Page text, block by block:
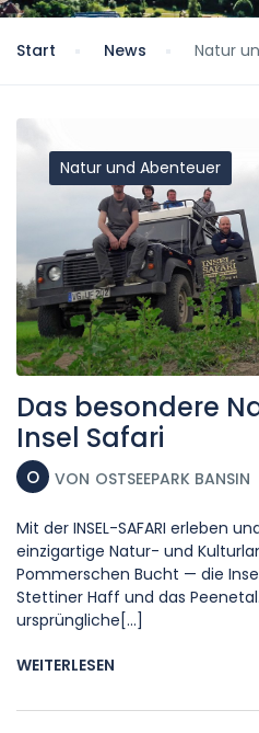
Start News Natur
Natur und Abenteuer
Das besondere
Insel Safari
O VON OSTSEEPARK BANSIN
Mit der INSEL-SAFARI erleben
einzigartige Natur- und
Pommerschen Bucht — die
Stettiner Haff und das
ursprüngliche[...]
WEITERLESEN